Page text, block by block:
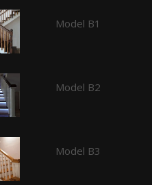
Model B1
Model B2
Model B3